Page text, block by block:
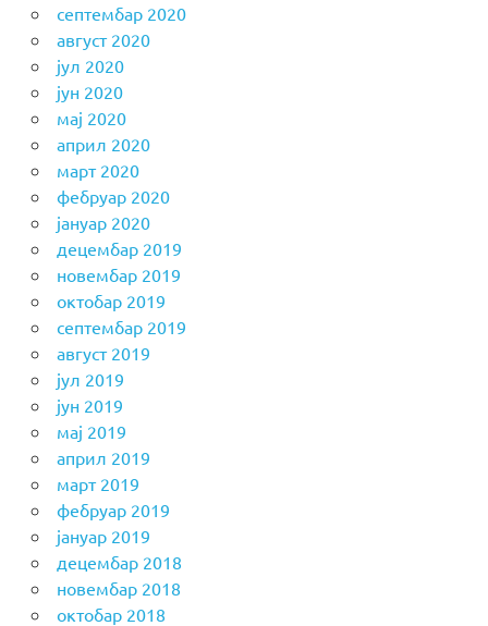
септембар 2020
август 2020
јул 2020
јун 2020
мај 2020
април 2020
март 2020
фебруар 2020
јануар 2020
децембар 2019
новембар 2019
октобар 2019
септембар 2019
август 2019
јул 2019
јун 2019
мај 2019
април 2019
март 2019
фебруар 2019
јануар 2019
децембар 2018
новембар 2018
октобар 2018